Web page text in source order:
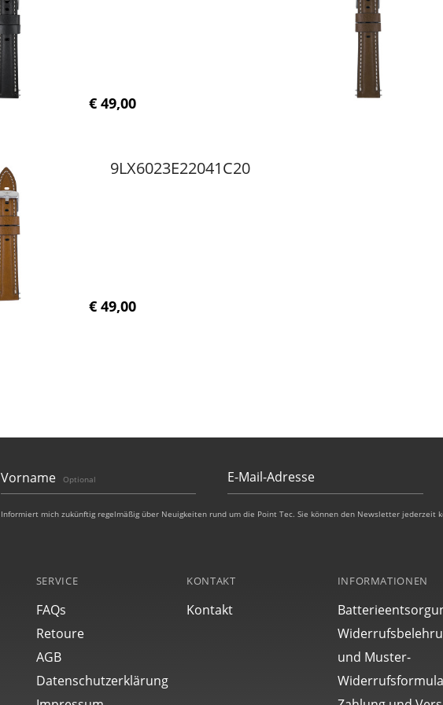
€ 49,00
9LX6023E22041C20
€ 49,00
Vorname Optional
Informiert mich zukünftig regelmäßig über Neuigkeiten rund um die Point Tec. Sie können den Newsletter jederzeit
SERVICE
FAQs
Retoure
AGB
Datenschutzerklärung
KONTAKT
Kontakt
INFORMATIONEN
und Muster-